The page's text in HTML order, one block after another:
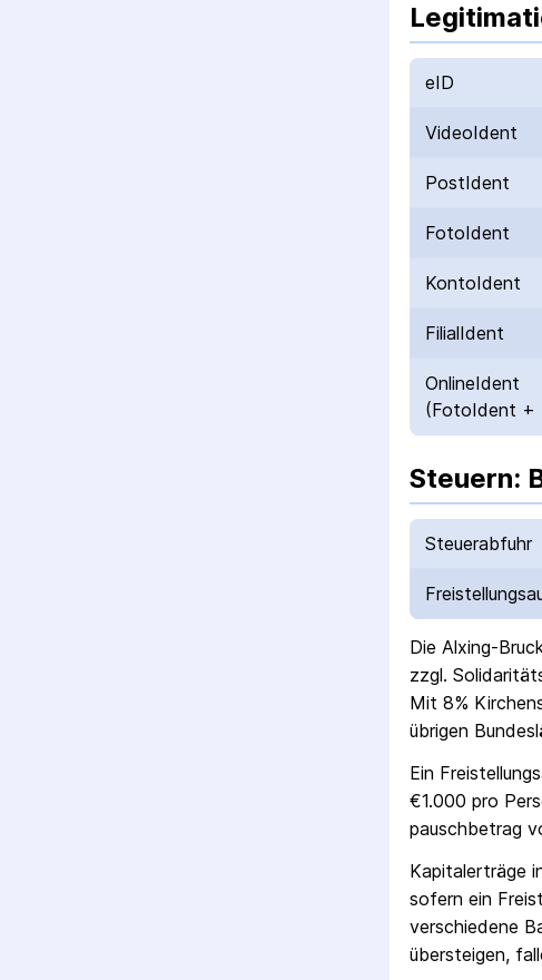
eID
VideoIdent
PostIdent
FotoIdent
KontoIdent
FilialIdent
OnlineIdent
(FotoIdent +
Steuern:
Steuerabfuhr
Die Alxing-
zzgl.
Mit 8%
übrigen
Ein
€1.000 pro
pausch­betrag
Kapitalerträge
sofern ein
verschiedene
übersteigen,